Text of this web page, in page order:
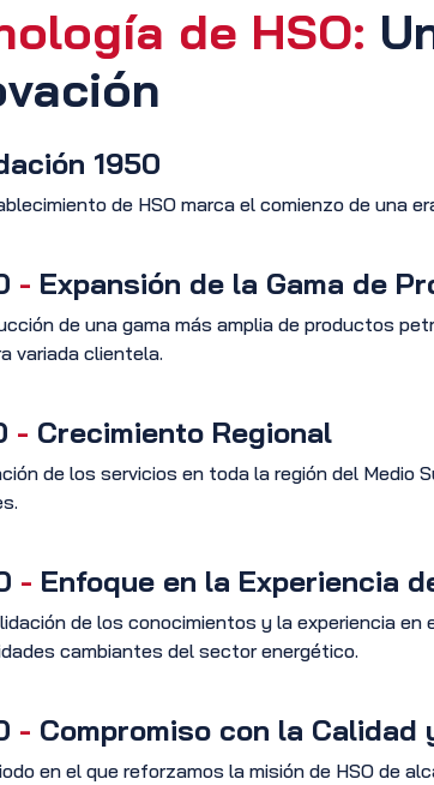
de HSO:
1950
de HSO marca el comienzo de una
- Expansión de la Gama de
de una gama más amplia de productos
variada clientela.
- Crecimiento Regional
de los servicios en toda la región del
- Enfoque en la Experiencia
de los conocimientos y la experiencia
cambiantes del sector energético.
- Compromiso con la Calidad
en el que reforzamos la misión de HSO de